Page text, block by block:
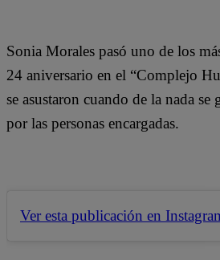
Sonia Morales pasó uno de los
24 aniversario en el “Complejo
se asustaron cuando de la nada
por las personas encargadas.
Ver esta publicación en